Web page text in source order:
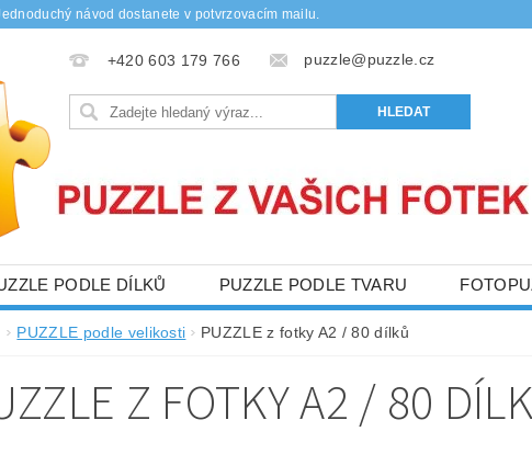
návod dostanete v potvrzovacím mailu.
+420 603 179 766 puzzle@puzzle.cz
PODLE DÍLKŮ PUZZLE PODLE TVARU
DŘEVĚNÉ PUZZLE OBCHODNÍ PODMÍNKY
PUZZLE podle velikosti PUZZLE z fotky A2 / 80 dílků
Z FOTKY A2 / 80